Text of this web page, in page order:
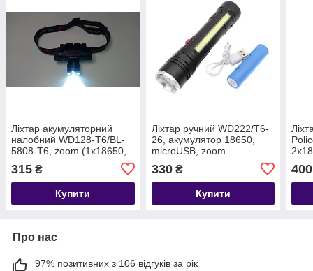
Ліхтар акумуляторний
налобний WD128-T6/BL-
5808-T6, zoom (1х18650,
315 ₴
Купити
Ліхтар ручний WD222/T6-
26, акумулятор 18650,
microUSB, zoom
330₴
Купити
400
Про нас
97% позитивних з 106 відгуків за рік